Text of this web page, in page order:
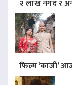
२ लाख नगद र
फिल्म ‘काजी’